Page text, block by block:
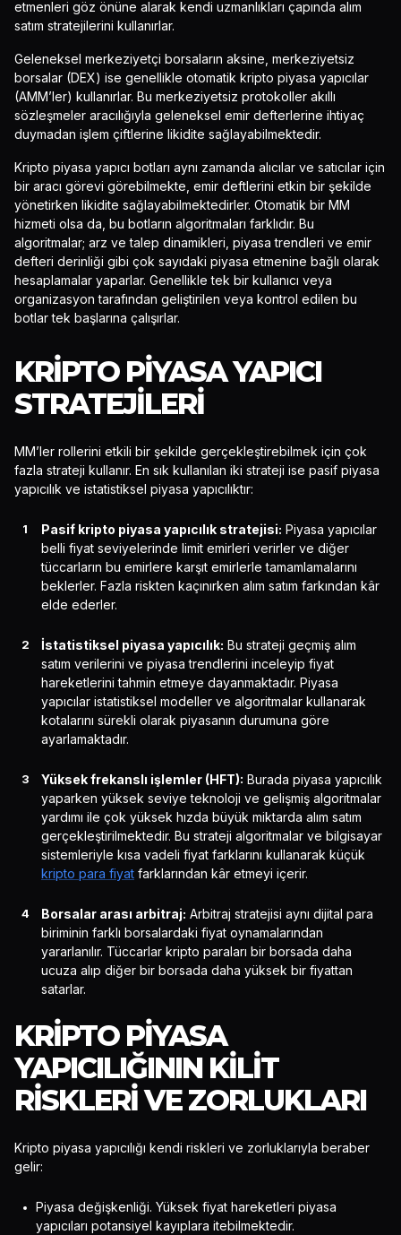
etmenleri göz önüne alarak kendi uzmanlıkları çapında alım
satım stratejilerini kullanırlar.
Geleneksel merkeziyetçi borsaların aksine, merkeziyetsiz
borsalar (DEX) ise genellikle otomatik kripto piyasa yapıcılar
(AMM’ler) kullanırlar. Bu merkeziyetsiz protokoller akıllı
sözleşmeler aracılığıyla geleneksel emir defterlerine ihtiyaç
duymadan işlem çiftlerine likidite sağlayabilmektedir.
Kripto piyasa yapıcı botları aynı zamanda alıcılar ve satıcılar için
bir aracı görevi görebilmekte, emir deftlerini etkin bir şekilde
yönetirken likidite sağlayabilmektedirler. Otomatik bir MM
hizmeti olsa da, bu botların algoritmaları farklıdır. Bu
algoritmalar; arz ve talep dinamikleri, piyasa trendleri ve emir
defteri derinliği gibi çok sayıdaki piyasa etmenine bağlı olarak
hesaplamalar yaparlar. Genellikle tek bir kullanıcı veya
organizasyon tarafından geliştirilen veya kontrol edilen bu
botlar tek başlarına çalışırlar.
KRIPTO PIYASA YAPICI
STRATEJILERI
MM’ler rollerini etkili bir şekilde gerçekleştirebilmek için çok
fazla strateji kullanır. En sık kullanılan iki strateji ise pasif piyasa
yapıcılık ve istatistiksel piyasa yapıcılıktır:
Pasif kripto piyasa yapıcılık stratejisi: Piyasa yapıcılar
belli fiyat seviyelerinde limit emirleri verirler ve diğer
tüccarların bu emirlere karşıt emirlerle tamamlamalarını
beklerler. Fazla riskten kaçınırken alım satım farkından kâr
elde ederler.
İstatistiksel piyasa yapıcılık: Bu strateji geçmiş alım
satım verilerini ve piyasa trendlerini inceleyip fiyat
hareketlerini tahmin etmeye dayanmaktadır. Piyasa
yapıcılar istatistiksel modeller ve algoritmalar kullanarak
kotalarını sürekli olarak piyasanın durumuna göre
ayarlamaktadır.
Yüksek frekanslı işlemler (HFT): Burada piyasa yapıcılık
yaparken yüksek seviye teknoloji ve gelişmiş algoritmalar
yardımı ile çok yüksek hızda büyük miktarda alım satım
gerçekleştirilmektedir. Bu strateji algoritmalar ve bilgisayar
sistemleriyle kısa vadeli fiyat farklarını kullanarak küçük
kripto para fiyat farklarından kâr etmeyi içerir.
Borsalar arası arbitraj: Arbitraj stratejisi aynı dijital para
biriminin farklı borsalardaki fiyat oynamalarından
yararlanılır. Tüccarlar kripto paraları bir borsada daha
ucuza alıp diğer bir borsada daha yüksek bir fiyattan
satarlar.
KRIPTO PIYASA
YAPICILIĞININ KILIT
RISKLERI VE ZORLUKLARI
Kripto piyasa yapıcılığı kendi riskleri ve zorluklarıyla beraber
gelir:
Piyasa değişkenliği. Yüksek fiyat hareketleri piyasa
yapıcıları potansiyel kayıplara itebilmektedir.